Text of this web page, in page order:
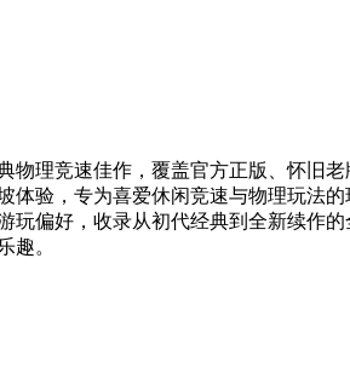
物理竞速佳作，覆盖官方正版、怀旧
体验，专为喜爱休闲竞速与物理玩法
玩偏好，收录从初代经典到全新续作
趣。